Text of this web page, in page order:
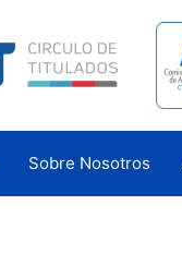
Sobre Nosotros